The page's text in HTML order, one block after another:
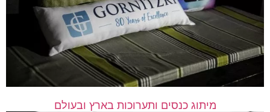
מיתוג כנסים ותערוכות בארץ ובעולם